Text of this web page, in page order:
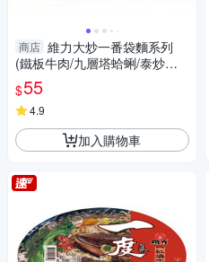
商店 維力大炒一番袋麵系列
(鐵板牛肉/九層塔蛤蜊/泰炒麵/
激辛辣雞/蕃茄肉醬)(85g*4包)
【愛買】
$55
4.9
加入購物車